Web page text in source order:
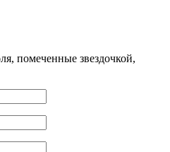
помеченные звездочкой,